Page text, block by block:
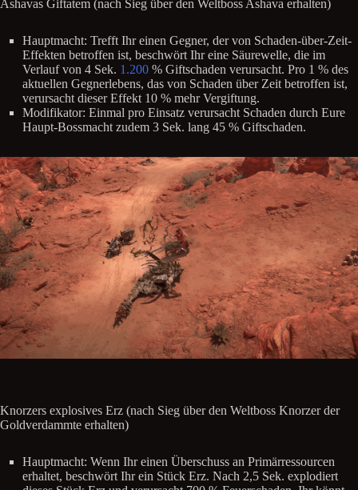
Ashavas Giftatem (nach Sieg über den Weltboss Ashava erhalten)
Hauptmacht: Trefft Ihr einen Gegner, der von Schaden-über-Zeit-
Effekten betroffen ist, beschwört Ihr eine Säurewelle, die im
Verlauf von 4 Sek. 1.200 % Giftschaden verursacht. Pro 1 % des
aktuellen Gegnerlebens, das von Schaden über Zeit betroffen ist,
verursacht dieser Effekt 10 % mehr Vergiftung.
Modifikator: Einmal pro Einsatz verursacht Schaden durch Eure
Haupt-Bossmacht zudem 3 Sek. lang 45 % Giftschaden.
Knorzers explosives Erz (nach Sieg über den Weltboss Knorzer der
Goldverdammte erhalten)
Hauptmacht: Wenn Ihr einen Überschuss an Primärressourcen
erhaltet, beschwört Ihr ein Stück Erz. Nach 2,5 Sek. explodiert